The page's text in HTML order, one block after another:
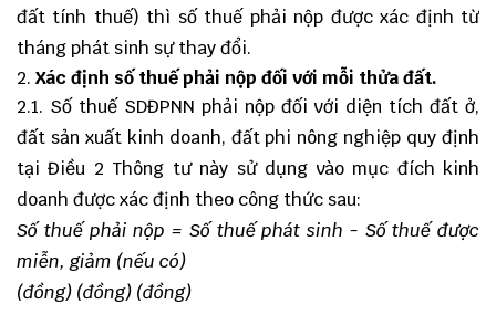
đất tính thuế) thì số thuế phải nộp được xác định từ
tháng phát sinh sự thay đổi.
Xác định số thuế phải nộp đối với mỗi thửa đất.
2.1. Số thuế SDĐPNN phải nộp đối với diện tích đất ở,
đất sản xuất kinh doanh, đất phi nông nghiệp quy định
tại Điều 2 Thông tư này sử dụng vào mục đích kinh
doanh được xác định theo công thức sau:
Số thuế phải nộp = Số thuế phát sinh - Số thuế được
miễn, giảm (nếu có)
(đồng) (đồng) (đồng)